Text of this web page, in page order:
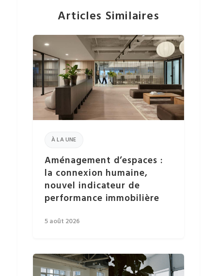
Articles Similaires
À LA UNE
Aménagement d’espaces :
la connexion humaine,
nouvel indicateur de
performance immobilière
5 août 2026